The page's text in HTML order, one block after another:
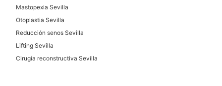
Mastopexia Sevilla
Otoplastia Sevilla
Reducción senos Sevilla
Lifting Sevilla
Cirugía reconstructiva Sevilla